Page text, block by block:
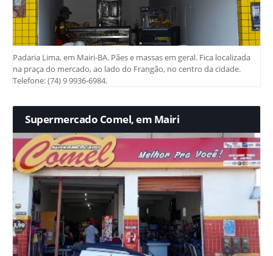
Padaria Lima, em Mairi-BA. Pães e massas em geral. Fica localizada
na praça do mercado, ao lado do Frangão, no centro da cidade.
Telefone: (74) 9 9936-6984.
Supermercado Comel, em Mairi